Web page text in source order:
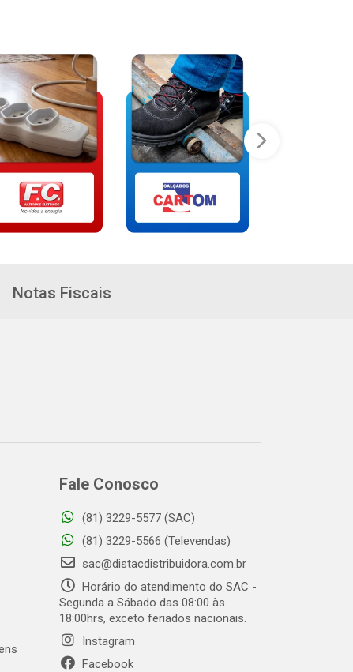
Notas Fiscais
Fale Conosco
(81) 3229-5577 (SAC)
(81) 3229-5566 (Televendas)
sac@distacdistribuidora.com.br
Horário do atendimento do SAC -
Segunda a Sábado das 08:00 às
18:00hrs, exceto feriados nacionais.
Instagram
Facebook